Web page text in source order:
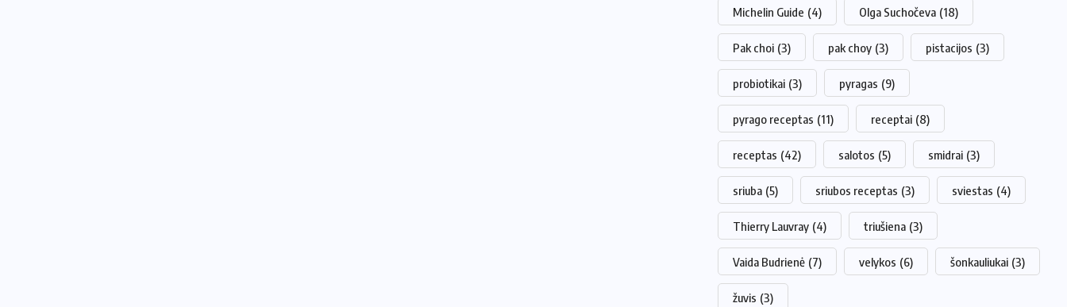
Michelin Guide (4) Olga Suchočeva (18)
Pak choi (3) pak choy (3) pistacijos (3)
probiotikai (3) pyragas (9)
pyrago receptas (11) receptai (8)
receptas (42) salotos (5) smidrai (3)
sriuba (5) sriubos receptas (3) sviestas (4)
Thierry Lauvray (4) triušiena (3)
Vaida Budrienė (7) velykos (6) šonkauliukai (3)
žuvis (3)